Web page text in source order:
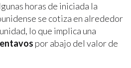
horas de iniciada la
se cotiza en alrededor
lo que implica una
por abajo del valor de